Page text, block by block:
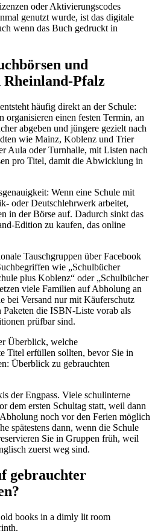
oder Aktivierungscodes
genutzt wurde, ist das digitale
wenn das Buch gedruckt in
und
Rheinland-Pfalz
entsteht häufig direkt an der Schule:
organisieren einen festen Termin, an
abgeben und jüngere gezielt nach
wie Mainz, Koblenz und Trier
Aula oder Turnhalle, mit Listen nach
pro Titel, damit die Abwicklung in
Wenn eine Schule mit
oder Deutschlehrwerk arbeitet,
in der Börse auf. Dadurch sinkt das
Edition zu kaufen, das online
Tauschgruppen über Facebook
wie „Schulbücher
plus Koblenz“ oder „Schulbücher
viele Familien auf Abholung an
bei Versand nur mit Käuferschutz
Paketen die ISBN-Liste vorab als
prüfbar sind.
Überblick, welche
Titel erfüllen sollten, bevor Sie in
Überblick zu gebrauchten
der Engpass. Viele schulinterne
dem ersten Schultag statt, weil dann
noch vor den Ferien möglich
spätestens dann, wenn die Schule
Sie in Gruppen früh, weil
zuerst weg sind.
gebrauchter